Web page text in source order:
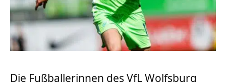
Die Fußballerinnen des VfL Wolfsburg